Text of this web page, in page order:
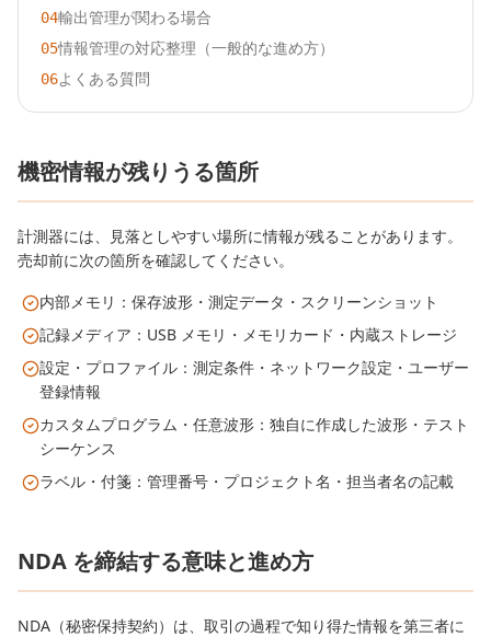
04輸出管理が関わる場合
05情報管理の対応整理（一般的な進め方）
06よくある質問
機密情報が残りうる箇所
計測器には、見落としやすい場所に情報が残ることがあります。
売却前に次の箇所を確認してください。
内部メモリ：保存波形・測定データ・スクリーンショット
記録メディア：USB メモリ・メモリカード・内蔵ストレージ
設定・プロファイル：測定条件・ネットワーク設定・ユーザー
登録情報
カスタムプログラム・任意波形：独自に作成した波形・テスト
シーケンス
ラベル・付箋：管理番号・プロジェクト名・担当者名の記載
NDA を締結する意味と進め方
NDA（秘密保持契約）は、取引の過程で知り得た情報を第三者に